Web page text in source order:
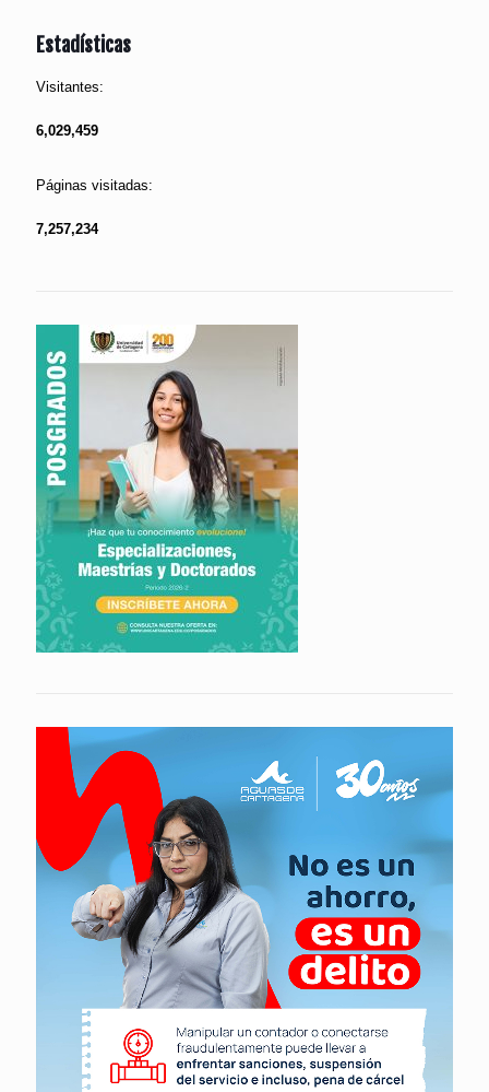
Estadísticas
Visitantes:
6,029,459
Páginas visitadas:
7,257,234